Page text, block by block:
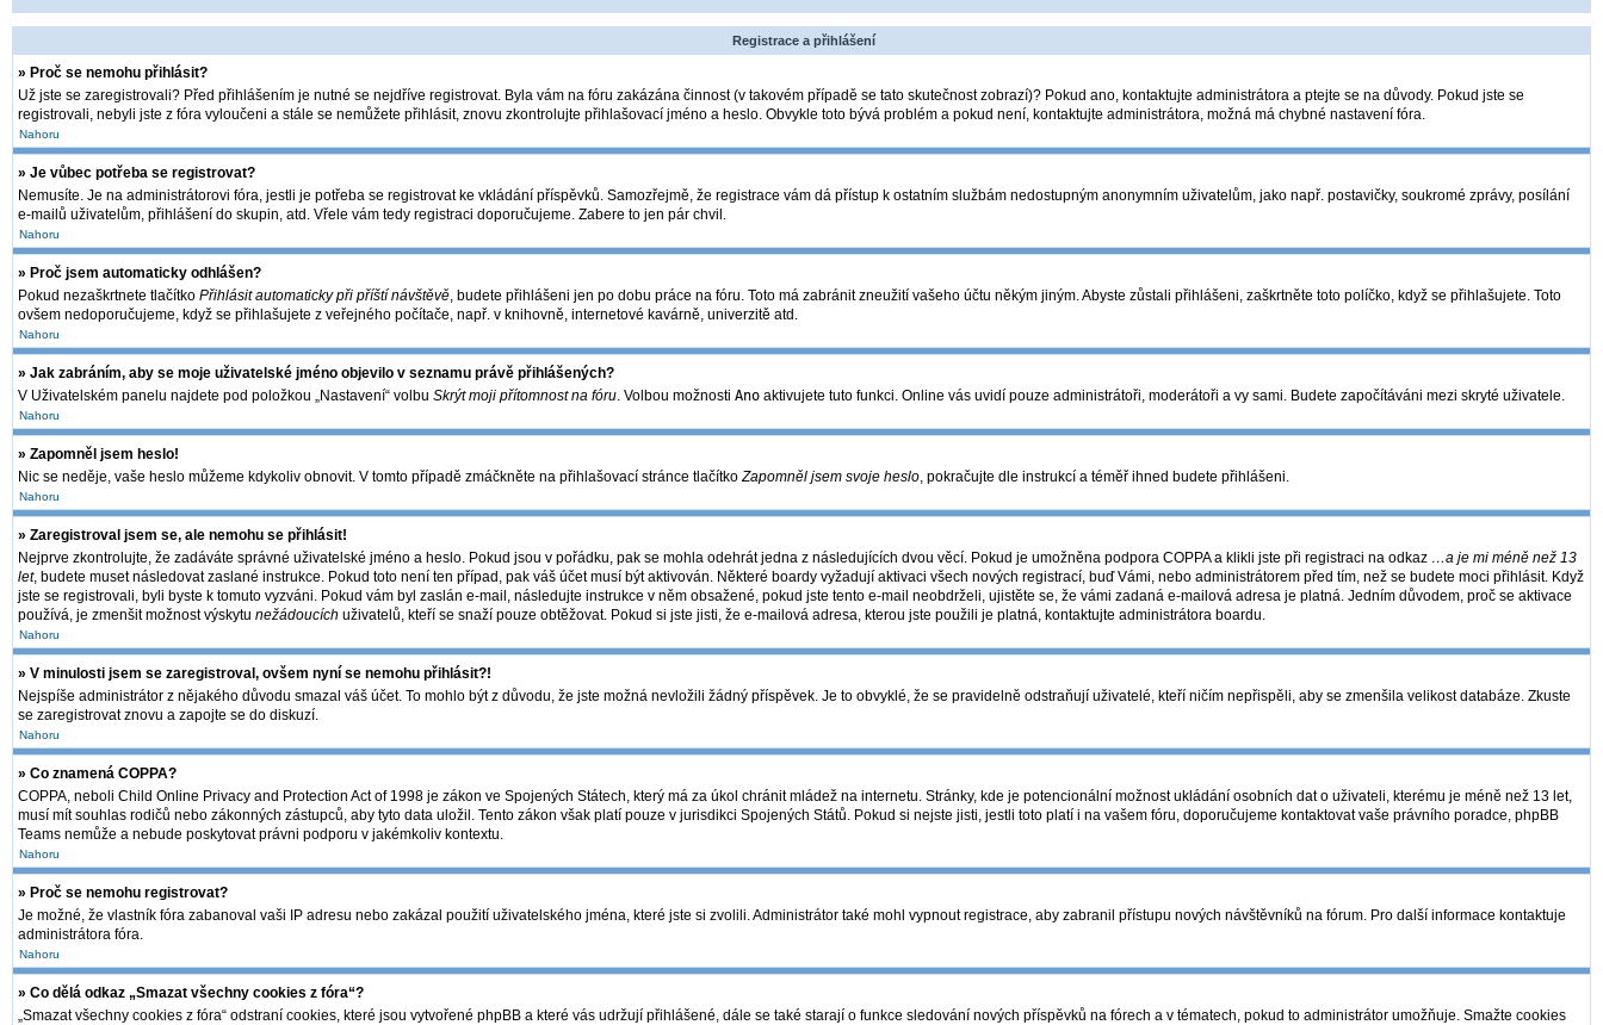
Registrace a přihlášení
» Proč se nemohu přihlásit?
Už jste se zaregistrovali? Před přihlášením je nutné se nejdříve registrovat. Byla vám na fóru zakázána činnost (v takovém případě se tato skutečnost zobrazí)? Pokud ano, kontaktujte administrátora a ptejte se na důvody. Pokud jste se
registrovali, nebyli jste z fóra vyloučeni a stále se nemůžete přihlásit, znovu zkontrolujte přihlašovací jméno a heslo. Obvykle toto bývá problém a pokud není, kontaktujte administrátora, možná má chybné nastavení fóra.
Nahoru
» Je vůbec potřeba se registrovat?
Nemusíte. Je na administrátorovi fóra, jestli je potřeba se registrovat ke vkládání příspěvků. Samozřejmě, že registrace vám dá přístup k ostatním službám nedostupným anonymním uživatelům, jako např. postavičky, soukromé zprávy, posílání
e-mailů uživatelům, přihlášení do skupin, atd. Vřele vám tedy registraci doporučujeme. Zabere to jen pár chvil.
Nahoru
» Proč jsem automaticky odhlášen?
Pokud nezaškrtnete tlačítko Přihlásit automaticky při příští návštěvě, budete přihlášeni jen po dobu práce na fóru. Toto má zabránit zneužití vašeho účtu někým jiným. Abyste zůstali přihlášeni, zaškrtněte toto políčko, když se přihlašujete. Toto
ovšem nedoporučujeme, když se přihlašujete z veřejného počítače, např. v knihovně, internetové kavárně, univerzitě atd.
Nahoru
» Jak zabráním, aby se moje uživatelské jméno objevilo v seznamu právě přihlášených?
V Uživatelském panelu najdete pod položkou „Nastavení“ volbu Skrýt moji přítomnost na fóru. Volbou možnosti Ano aktivujete tuto funkci. Online vás uvidí pouze administrátoři, moderátoři a vy sami. Budete započítáváni mezi skryté uživatele.
Nahoru
» Zapomněl jsem heslo!
Nic se neděje, vaše heslo můžeme kdykoliv obnovit. V tomto případě zmáčkněte na přihlašovací stránce tlačítkoZapomněl jsem svoje heslo, pokračujte dle instrukcí a téměř ihned budete přihlášeni.
Nahoru
» Zaregistroval jsem se, ale nemohu se přihlásit!
Nejprve zkontrolujte, že zadáváte správné uživatelské jméno a heslo. Pokud jsou v pořádku, pak se mohla odehrát jedna z následujících dvou věcí. Pokud je umožněna podpora COPPA a klikli jste při registraci na odkaz …a je mi méně než 13
let, budete muset následovat zaslané instrukce. Pokud toto není ten případ, pak váš účet musí být aktivován. Některé boardy vyžadují aktivaci všech nových registrací, buď Vámi, nebo administrátorem před tím, než se budete moci přihlásit. Když
jste se registrovali, byli byste k tomuto vyzváni. Pokud vám byl zaslán e-mail, následujte instrukce v něm obsažené, pokud jste tento e-mail neobdrželi, ujistěte se, že vámi zadaná e-mailová adresa je platná. Jedním důvodem, proč se aktivace
používá, je zmenšit možnost výskytu nežádoucích uživatelů, kteří se snaží pouze obtěžovat. Pokud si jste jisti, že e-mailová adresa, kterou jste použili je platná, kontaktujte administrátora boardu.
Nahoru
» V minulosti jsem se zaregistroval, ovšem nyní se nemohu přihlásit?!
Nejspíše administrátor z nějakého důvodu smazal váš účet. To mohlo být z důvodu, že jste možná nevložili žádný příspěvek. Je to obvyklé, že se pravidelně odstraňují uživatelé, kteří ničím nepřispěli, aby se zmenšila velikost databáze. Zkuste
se zaregistrovat znovu a zapojte se do diskuzí.
Nahoru
» Co znamená COPPA?
COPPA, neboli Child Online Privacy and Protection Act of 1998 je zákon ve Spojených Státech, který má za úkol chránit mládež na internetu. Stránky, kde je potencionální možnost ukládání osobních dat o uživateli, kterému je méně než 13 let,
musí mít souhlas rodičů nebo zákonných zástupců, aby tyto data uložil. Tento zákon však platí pouze v jurisdikci Spojených Států. Pokud si nejste jisti, jestli toto platí i na vašem fóru, doporučujeme kontaktovat vaše právního poradce, phpBB
Teams nemůže a nebude poskytovat právni podporu v jakémkoliv kontextu.
Nahoru
» Proč se nemohu registrovat?
Je možné, že vlastník fóra zabanoval vaši IP adresu nebo zakázal použití uživatelského jména, které jste si zvolili. Administrátor také mohl vypnout registrace, aby zabranil přístupu nových návštěvníků na fórum. Pro další informace kontaktuje
administrátora fóra.
Nahoru
» Co dělá odkaz „Smazat všechny cookies z fóra“?
„Smazat všechny cookies z fóra“ odstraní cookies, které jsou vytvořené phpBB a které vás udržují přihlášené, dále se také starají o funkce sledování nových příspěvků na fórech a v tématech, pokud to administrátor umožňuje. Smažte cookies